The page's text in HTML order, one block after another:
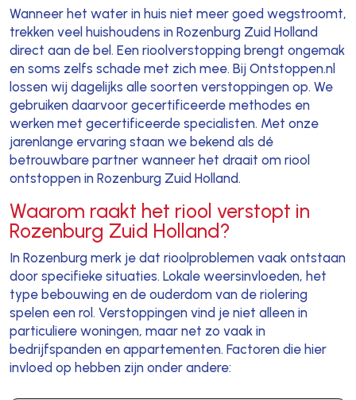
Wanneer het water in huis niet meer goed wegstroomt,
trekken veel huishoudens in Rozenburg Zuid Holland
direct aan de bel. Een rioolverstopping brengt ongemak
en soms zelfs schade met zich mee. Bij Ontstoppen.nl
lossen wij dagelijks alle soorten verstoppingen op. We
gebruiken daarvoor gecertificeerde methodes en
werken met gecertificeerde specialisten. Met onze
jarenlange ervaring staan we bekend als dé
betrouwbare partner wanneer het draait om riool
ontstoppen in Rozenburg Zuid Holland.
Waarom raakt het riool verstopt in
Rozenburg Zuid Holland?
In Rozenburg merk je dat rioolproblemen vaak ontstaan
door specifieke situaties. Lokale weersinvloeden, het
type bebouwing en de ouderdom van de riolering
spelen een rol. Verstoppingen vind je niet alleen in
particuliere woningen, maar net zo vaak in
bedrijfspanden en appartementen. Factoren die hier
invloed op hebben zijn onder andere: